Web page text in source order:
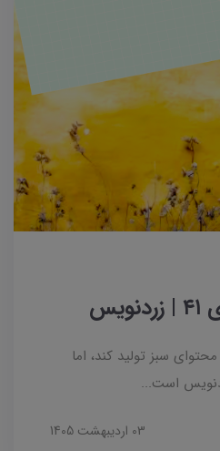
سبز تولید کند، اما
است...
03 ارديبهشت 1405